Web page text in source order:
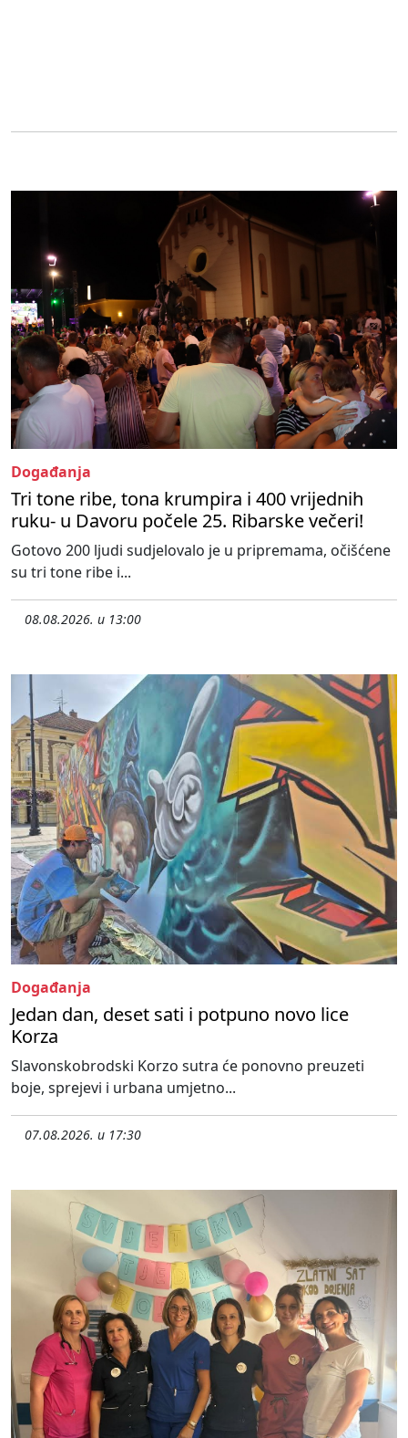
Događanja
Tri tone ribe, tona krumpira i 400 vrijednih
ruku- u Davoru počele 25. Ribarske večeri!
Gotovo 200 ljudi sudjelovalo je u pripremama, očišćene
su tri tone ribe i...
08.08.2026. u 13:00
Događanja
Jedan dan, deset sati i potpuno novo lice
Korza
Slavonskobrodski Korzo sutra će ponovno preuzeti
boje, sprejevi i urbana umjetno...
07.08.2026. u 17:30